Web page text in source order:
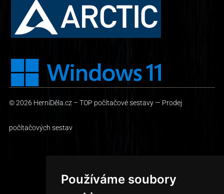
Používáme soubory
© 2026 HerníDěla.cz – TOP počítačové sestavy— Prodej
počítačových sestav